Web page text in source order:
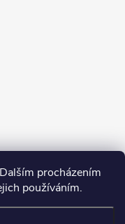
procházením
používáním.